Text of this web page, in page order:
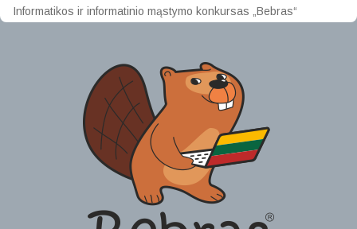
Informatikos ir informatinio mąstymo konkursas „Bebras“